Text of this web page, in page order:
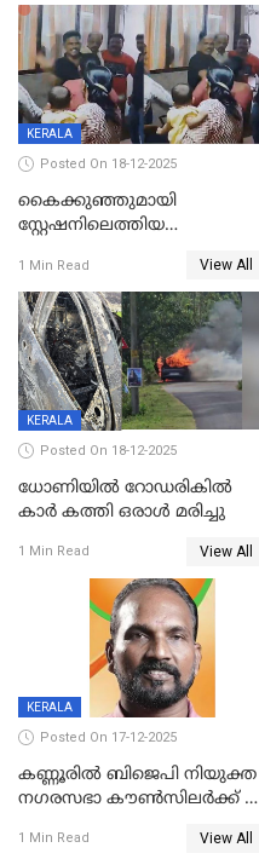
വാളയാറിൽ
KERALA
Posted On 18-12-2025
കൈക്കുഞ്ഞുമായി
സ്റ്റേഷനിലെത്തിയ
കരണത്തടിച്ചു; CC ടിവി
ദൃശ്യങ്ങൾ പുറത്ത്
1 Min Read View All
KERALA
Posted On 18-12-2025
ധോണിയിൽ റോഡരികിൽ
കാർ കത്തി ഒരാൾ മരിച്ചു
1 Min Read View All
KERALA
Posted On 17-12-2025
കണ്ണൂരിൽ ബിജെപി നിയുക്ത
നഗരസഭാ കൗൺസിലർക്ക് 36
1 Min Read View All